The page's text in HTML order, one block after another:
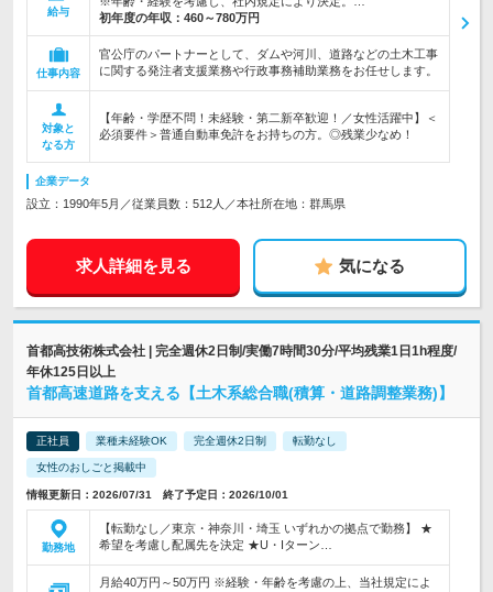
給与
初年度の年収： 460～780万円
仕事内容
官公庁のパートナーとして、ダムや河川、道路などの土木工事
に関する発注者支援業務や行政事務補助業務をお任せします。
対象と
なる方
【年齢・学歴不問！未経験・第二新卒歓迎！／女性活躍中】＜
必須要件＞普通自動車免許をお持ちの方。◎残業少なめ！
企業データ
設立：1990年5月／従業員数：512人／本社所在地：群馬県
求人詳細を見る 気になる
首都高技術株式会社 | 完全週休2日制/実働7時間30分/平均残業1日1h程度/
年休125日以上
首都高速道路を支える【土木系総合職(積算・道路調整業務)】
正社員 業種未経験OK 完全週休2日制 転勤なし
女性のおしごと掲載中
情報更新日：2026/07/31 終了予定日：2026/10/01
勤務地
【転勤なし／東京・神奈川・埼玉 いずれかの拠点で勤務】 ★
希望を考慮し配属先を決定 ★U・Iターン…
月給40万円～50万円 ※経験・年齢を考慮の上、当社規定によ